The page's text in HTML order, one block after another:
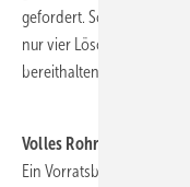
gefordert. So kommt es,
nur vier
bereithalten muss. Eine
Volles Rohr - lange
Ein Vorratsbehälter mit